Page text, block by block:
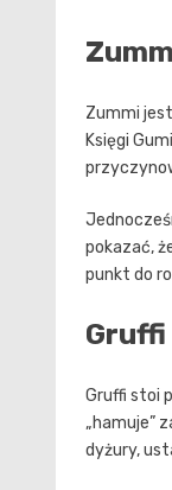
Zummi
Księgi
pokazać,
punkt do
Gruffi stoi
„hamuje”
dyżury,